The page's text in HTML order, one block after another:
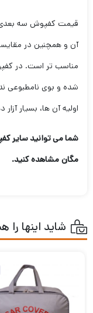
قیمت کفپوش سه
آن و همچنین در
مناسب تر است. در
شده و بوی نامطبوعی
اولیه آن ها، بسیار
شما می توانید سایر
مگان مشاهده کنید.
شاید اینها